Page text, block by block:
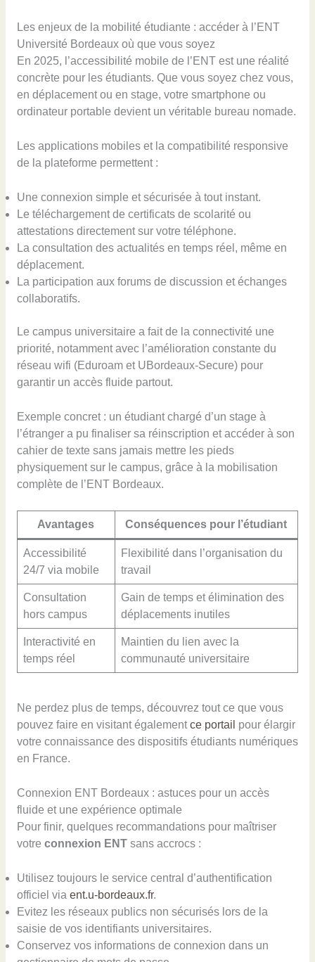
Les enjeux de la mobilité étudiante : accéder à l’ENT
Université Bordeaux où que vous soyez
En 2025, l’accessibilité mobile de l’ENT est une réalité
concrète pour les étudiants. Que vous soyez chez vous,
en déplacement ou en stage, votre smartphone ou
ordinateur portable devient un véritable bureau nomade.
Les applications mobiles et la compatibilité responsive
de la plateforme permettent :
Une connexion simple et sécurisée à tout instant.
Le téléchargement de certificats de scolarité ou
attestations directement sur votre téléphone.
La consultation des actualités en temps réel, même en
déplacement.
La participation aux forums de discussion et échanges
collaboratifs.
Le campus universitaire a fait de la connectivité une
priorité, notamment avec l’amélioration constante du
réseau wifi (Eduroam et UBordeaux-Secure) pour
garantir un accès fluide partout.
Exemple concret : un étudiant chargé d’un stage à
l’étranger a pu finaliser sa réinscription et accéder à son
cahier de texte sans jamais mettre les pieds
physiquement sur le campus, grâce à la mobilisation
complète de l’ENT Bordeaux.
Avantages Conséquences pour l’étudiant
Accessibilité
24/7 via mobile
Flexibilité dans l’organisation du
travail
Consultation
hors campus
Gain de temps et élimination des
déplacements inutiles
Interactivité en
temps réel
Maintien du lien avec la
communauté universitaire
Ne perdez plus de temps, découvrez tout ce que vous
pouvez faire en visitant égalementce portail pour élargir
votre connaissance des dispositifs étudiants numériques
en France.
Connexion ENT Bordeaux : astuces pour un accès
fluide et une expérience optimale
Pour finir, quelques recommandations pour maîtriser
votre connexion ENTsans accrocs :
Utilisez toujours le service central d’authentification
officiel via ent.u-bordeaux.fr.
Evitez les réseaux publics non sécurisés lors de la
saisie de vos identifiants universitaires.
Conservez vos informations de connexion dans un